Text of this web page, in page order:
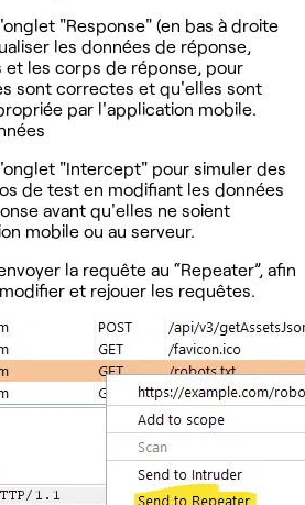
"Response" (en bas à droite
les données de réponse,
les corps de réponse, pour
sont correctes et qu'elles sont
par l'application mobile.
"Intercept" pour simuler des
de test en modifiant les données
avant qu'elles ne soient
mobile ou au serveur.
la requête au “Repeater”, afin
et rejouer les requêtes.